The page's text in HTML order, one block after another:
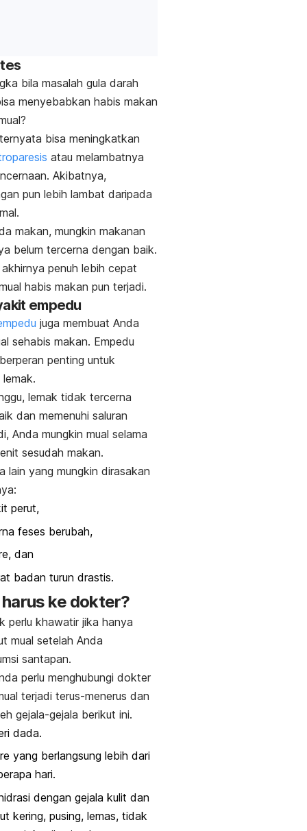
bila masalah gula darah
menyebabkan habis makan
bisa meningkatkan
atau melambatnya
Akibatnya,
pun lebih lambat daripada
makan, mungkin makanan
belum tercerna dengan baik.
penuh lebih cepat
habis makan pun terjadi.
empedu
juga membuat Anda
sehabis makan. Empedu
penting untuk
lemak tidak tercerna
dan memenuhi saluran
Anda mungkin mual selama
sesudah makan.
lain yang mungkin dirasakan
perut,
feses berubah,
dan
badan turun drastis.
ke dokter?
perlu khawatir jika hanya
mual setelah Anda
santapan.
perlu menghubungi dokter
terjadi terus-menerus dan
gejala-gejala berikut ini.
dada.
yang berlangsung lebih dari
hari.
dengan gejala kulit dan
kering, pusing, lemas, tidak